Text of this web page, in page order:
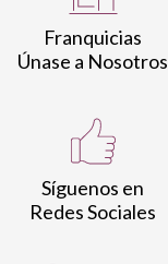
Franquicias
Únase a Nosotros
Síguenos en
Redes Sociales